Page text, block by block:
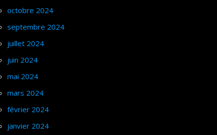
octobre 2024
septembre 2024
juillet 2024
juin 2024
mai 2024
mars 2024
février 2024
janvier 2024